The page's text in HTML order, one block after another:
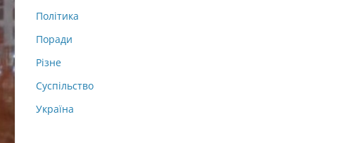
Політика
Поради
Різне
Суспільство
Україна